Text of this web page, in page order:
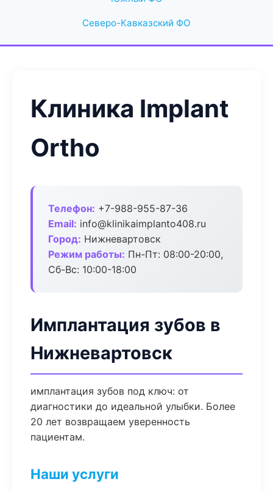
Северо-Кавказский ФО
Клиника Implant
Ortho
Телефон: +7-988-955-87-36
Email: info@klinikaimplanto408.ru
Город: Нижневартовск
Режим работы: Пн-Пт: 08:00-20:00,
Сб-Вс: 10:00-18:00
Имплантация зубов в
Нижневартовск
имплантация зубов под ключ: от
диагностики до идеальной улыбки. Более
20 лет возвращаем уверенность
пациентам.
Наши услуги